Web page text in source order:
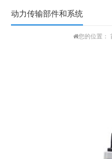
动力传输部件和系统
您的位置：